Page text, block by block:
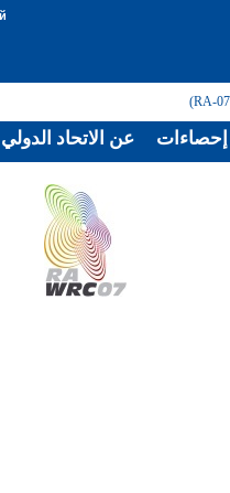
عن الاتحاد إحصاءات